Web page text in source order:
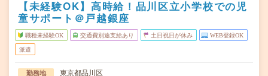
【未経験OK】高時給！品川区立小学校での児
童サポート＠戸越銀座
職種未経験OK 交通費別途支給あり 土日祝日が休み WEB登録OK
派遣
勤務地
東京都品川区